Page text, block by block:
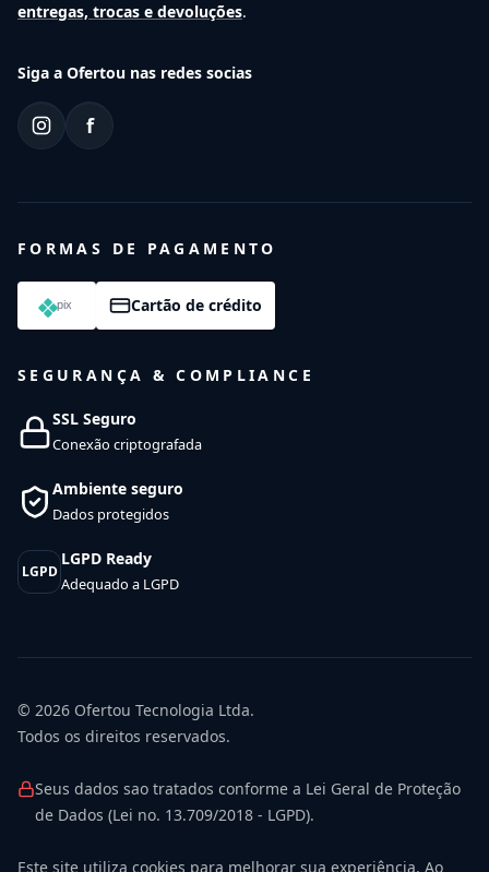
entregas, trocas e devoluções.
Siga a Ofertou nas redes socias
f
FORMAS DE PAGAMENTO
Cartão de crédito
SEGURANÇA & COMPLIANCE
SSL Seguro
Conexão criptografada
Ambiente seguro
Dados protegidos
LGPD
LGPD Ready
Adequado a LGPD
© 2026 Ofertou Tecnologia Ltda.
Todos os direitos reservados.
Seus dados sao tratados conforme a Lei Geral de Proteção
de Dados (Lei no. 13.709/2018 - LGPD).
Este site utiliza cookies para melhorar sua experiência. Ao